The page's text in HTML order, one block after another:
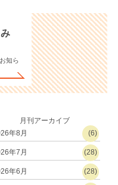
知ら
月刊アーカイブ
年8月
(6)
年7月 (28)
年6月 (28)